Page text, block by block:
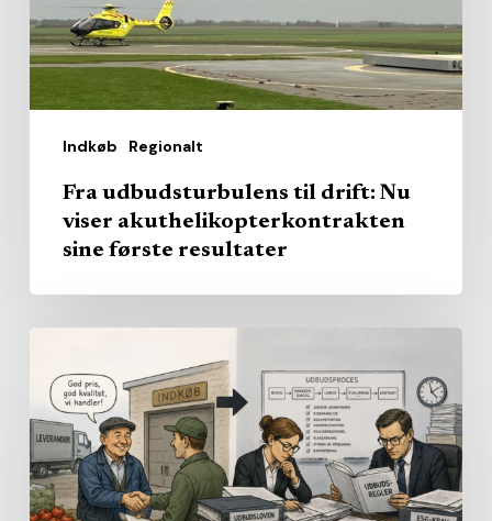
Indkøb Regionalt
akuthelikopterkontrakten
sine
Fra udbudsturbulens til drift: Nu
viser akuthelikopterkontrakten
sine første resultater
Kommunaldirektører
forventer
flere
regler